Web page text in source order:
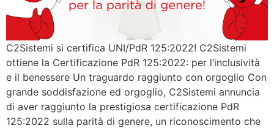
C2Sistemi si certifica UNI/PdR 125:2022! C2Sistemi
ottiene la Certificazione PdR 125:2022: per l’inclusività
e il benessere Un traguardo raggiunto con orgoglio Con
grande soddisfazione ed orgoglio, C2Sistemi annuncia
di aver raggiunto la prestigiosa certificazione PdR
125:2022 sulla parità di genere, un riconoscimento che